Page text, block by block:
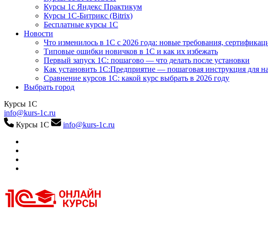
Курсы 1с Яндекс Практикум
Курсы 1С-Битрикс (Bitrix)
Бесплатные курсы 1С
Новости
Что изменилось в 1С с 2026 года: новые требования,
Типовые ошибки новичков в 1С и как их избежать
Первый запуск 1С: пошагово — что делать после установки
Как установить 1С:Предприятие — пошаговая инструкция для
Сравнение курсов 1С: какой курс выбрать в 2026 году
Выбрать город
Курсы 1С
info@kurs-1c.ru
Курсы 1С
info@kurs-1c.ru